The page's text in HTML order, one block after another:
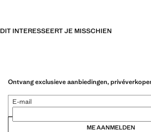
DIT INTERESSEERT JE MISSCHIEN
Ontvang exclusieve aanbiedingen,
E-mail
ME AANMELDEN